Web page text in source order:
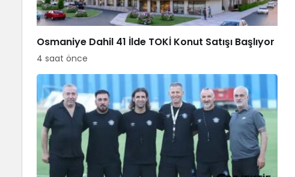
Osmaniye Dahil 41 İlde TOKİ Konut Satışı Başlıyor
4 saat önce